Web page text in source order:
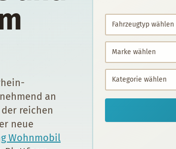
an
reichen
neue
Wohnmobil